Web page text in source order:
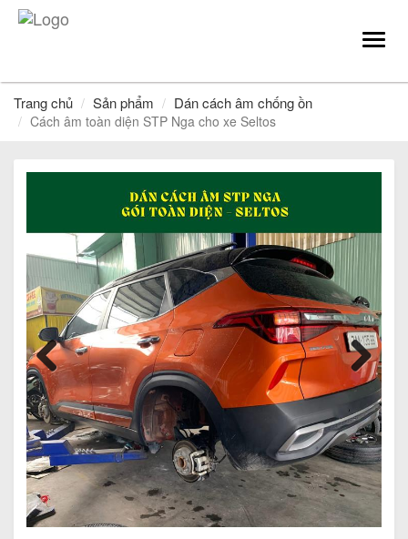
Trang chủ Sản phẩm Dán cách âm chống ồn
Cách âm toàn diện STP Nga cho xe Seltos
Previous Next